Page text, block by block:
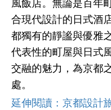
風飯店。無論是百年
合現代設計的日式酒
都獨有的靜謐與優雅
代表性的町屋與日式
交融的魅力，為京都
處。
延伸閱讀：京都設計